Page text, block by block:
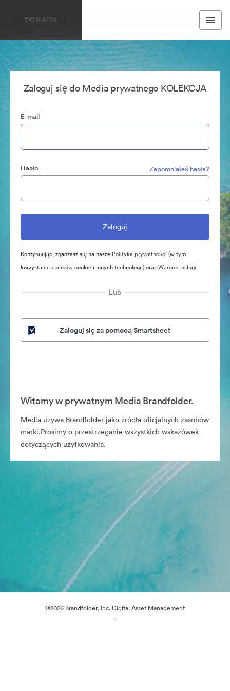
Zaloguj się do Media prywatnego KOLEKCJA
E-mail
Hasło Zapomniałeś hasła?
Kontynuując, zgadzasz się na nasze Polityka prywatności (w tym
korzystanie z plików cookie i innych technologii) orazWarunki usługi
Lub
Zaloguj się za pomocą Smartsheet
Witamy w prywatnym Media Brandfolder.
Media używa Brandfolder jako źródła oficjalnych zasobów
marki.Prosimy o przestrzeganie wszystkich wskazówek
dotyczących użytkowania.
©2026 Brandfolder, Inc. Digital Asset Management
·